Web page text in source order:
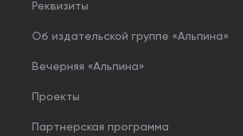
Реквизиты
Об издательской группе «Альпина»
Вечерняя «Альпина»
Проекты
Партнерская программа